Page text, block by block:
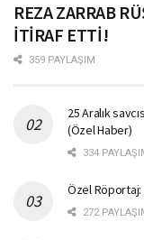
REZA ZARRAB
İTİRAF ETTİ!
359 PAYLAŞIM
25 Aralık
(Özel Haber)
334
Özel Röportaj:
272